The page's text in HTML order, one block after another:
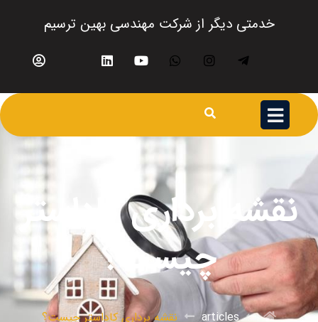
خدمتی دیگر از شرکت مهندسی بهین ترسیم
نقشه برداری کاداستر
چیست؟
articles نقشه برداری کاداستر چیست؟